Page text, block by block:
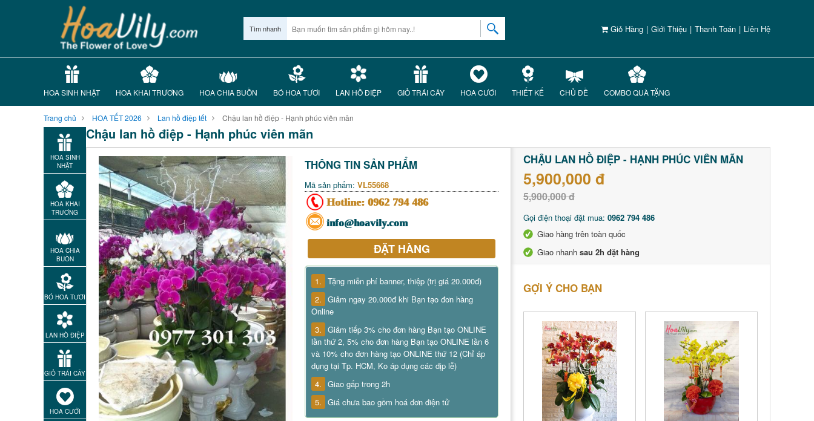
Giỏ Hàng | Giới Thiệu | Thanh Toán | Liên Hệ
Tìm nhanh
HOA SINH NHẬT HOA KHAI TRƯƠNG HOA CHIA BUỒN BÓ HOA TƯƠI LAN HỒ ĐIỆP GIỎ TRÁI CÂY HOA CƯỚI THIẾT KẾ CHỦ ĐỀ COMBO QUÀ TẶNG
Trang chủ HOA TẾT 2026 Lan hồ điệp tết Chậu lan hồ điệp - Hạnh phúc viên mãn
HOA SINH
NHẬT
HOA KHAI
TRƯƠNG
HOA CHIA
BUỒN
BÓ HOA TƯƠI
LAN HỒ ĐIỆP
GIỎ TRÁI CÂY
HOA CƯỚI
Chậu lan hồ điệp - Hạnh phúc viên mãn
THÔNG TIN SẢN PHẨM
Mã sản phẩm: VL55668
Hotline: 0962 794 486
info@hoavily.com
ĐẶT HÀNG
1. Tặng miễn phí banner, thiệp (trị giá 20.000đ)
2. Giảm ngay 20.000đ khi Bạn tạo đơn hàng
Online
3. Giảm tiếp 3% cho đơn hàng Bạn tạo ONLINE
lần thứ 2, 5% cho đơn hàng Bạn tạo ONLINE lần 6
và 10% cho đơn hàng tạo ONLINE thứ 12 (Chỉ áp
dụng tại Tp. HCM, Ko áp dụng các dịp lễ)
4. Giao gấp trong 2h
5. Giá chưa bao gồm hoá đơn điện tử
CHẬU LAN HỒ ĐIỆP - HẠNH PHÚC VIÊN MÃN
5,900,000 đ
5,900,000 đ
Gọi điện thoại đặt mua: 0962 794 486
Giao hàng trên toàn quốc
Giao nhanh sau 2h đặt hàng
GỢI Ý CHO BẠN